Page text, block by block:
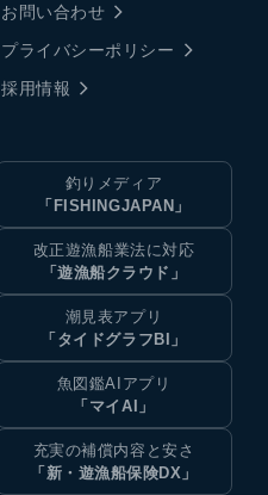
お問い合わせ
プライバシーポリシー
採用情報
釣りメディア
「FISHINGJAPAN」
改正遊漁船業法に対応
「遊漁船クラウド」
潮見表アプリ
「タイドグラフBI」
魚図鑑AIアプリ
「マイAI」
充実の補償内容と安さ
「新・遊漁船保険DX」